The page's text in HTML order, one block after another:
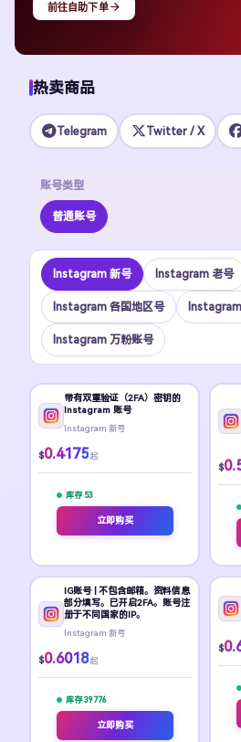
前往自助下单
热卖商品
Telegram Twitter / X
账号类型
普通账号
Instagram 新号 Instagram 老号
Instagram 各国地区号
Instagram 万粉账号
带有双重验证（2FA）密钥的
Instagram 账号
Instagram 新号
$0.4175 起
库存 53
立即购买
$
IG账号 | 不包含邮箱。资料信息
部分填写。已开启2FA。账号注
册于不同国家的IP。
Instagram 新号
$0.6018 起
库存 39776
立即购买
$